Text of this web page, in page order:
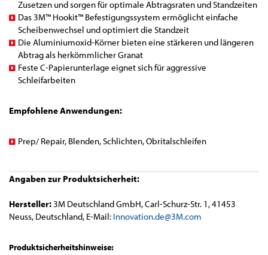
Zusetzen und sorgen für optimale Abtragsraten und Standzeiten
Das 3M™ Hookit™ Befestigungssystem ermöglicht einfache
Scheibenwechsel und optimiert die Standzeit
Die Aluminiumoxid-Körner bieten eine stärkeren und längeren
Abtrag als herkömmlicher Granat
Feste C-Papierunterlage eignet sich für aggressive
Schleifarbeiten
Empfohlene Anwendungen:
Prep/ Repair, Blenden, Schlichten, Obritalschleifen
Angaben zur Produktsicherheit:
Hersteller:3M Deutschland GmbH, Carl-Schurz-Str. 1, 41453
Neuss, Deutschland, E-Mail: Innovation.de@3M.com
Produktsicherheitshinweise: